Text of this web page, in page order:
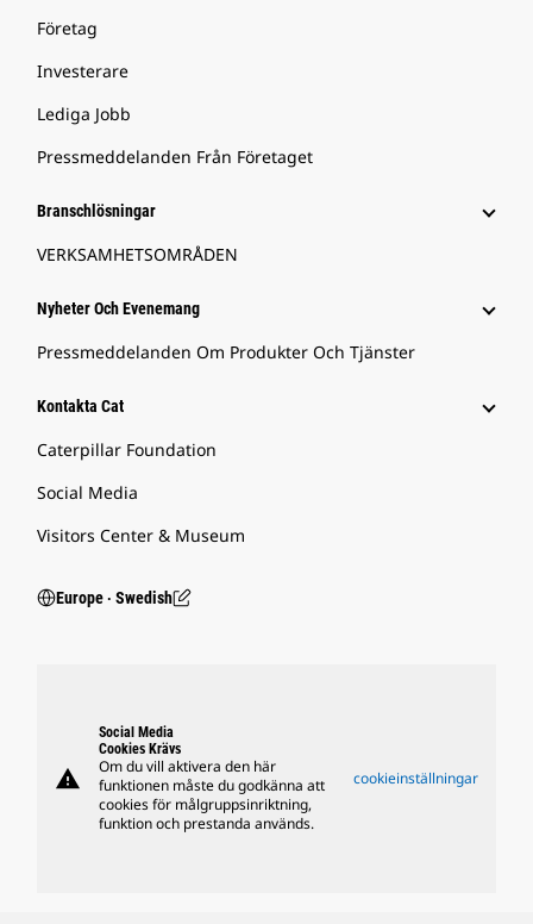
Företag
Investerare
Lediga Jobb
Pressmeddelanden Från Företaget
Branschlösningar
VERKSAMHETSOMRÅDEN
Nyheter Och Evenemang
Pressmeddelanden Om Produkter Och Tjänster
Kontakta Cat
Caterpillar Foundation
Social Media
Visitors Center & Museum
Europe ‧ Swedish
warning
Social Media
Cookies Krävs
Om du vill aktivera den här
funktionen måste du godkänna att
cookies för målgruppsinriktning,
funktion och prestanda används.
cookieinställningar